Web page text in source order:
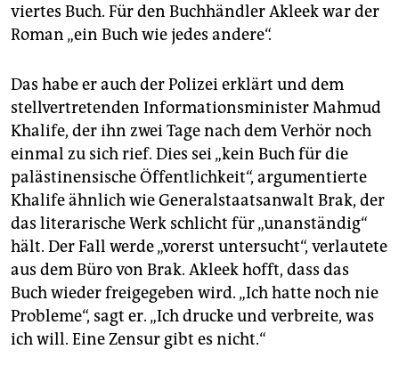
viertes Buch. Für den Buchhändler Akleek war der
Roman „ein Buch wie jedes andere“.
Das habe er auch der Polizei erklärt und dem
stellvertretenden Informationsminister Mahmud
Khalife, der ihn zwei Tage nach dem Verhör noch
einmal zu sich rief. Dies sei „kein Buch für die
palästinensische Öffentlichkeit“, argumentierte
Khalife ähnlich wie Generalstaatsanwalt Brak, der
das literarische Werk schlicht für „unanständig“
hält. Der Fall werde „vorerst untersucht“, verlautete
aus dem Büro von Brak. Akleek hofft, dass das
Buch wieder freigegeben wird. „Ich hatte noch nie
Probleme“, sagt er. „Ich drucke und verbreite, was
ich will. Eine Zensur gibt es nicht.“